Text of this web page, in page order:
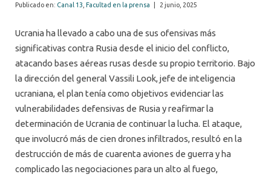
Publicado en: Canal 13 Facultad en la prensa 2 junio, 2025
Ucrania ha llevado a cabo una de sus ofensivas más
significativas contra Rusia desde el inicio del conflicto,
atacando bases aéreas rusas desde su propio territorio. Bajo
la dirección del general Vassili Look, jefe de inteligencia
ucraniana, el plan tenía como objetivos evidenciar las
vulnerabilidades defensivas de Rusia y reafirmar la
determinación de Ucrania de continuar la lucha. El ataque,
que involucró más de cien drones infiltrados, resultó en la
destrucción de más de cuarenta aviones de guerra y ha
complicado las negociaciones para un alto al fuego,